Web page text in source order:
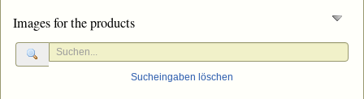
Images for the products
Sucheingaben löschen